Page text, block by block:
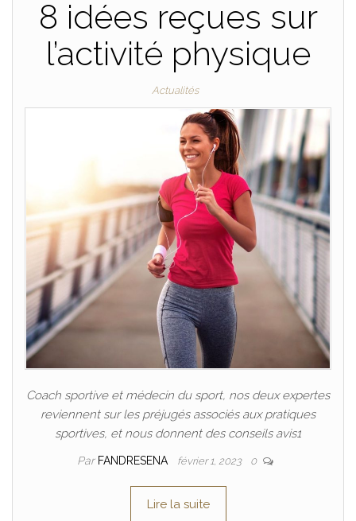
8 idées reçues sur
l’activité physique
Actualités
Coach sportive et médecin du sport, nos deux expertes
reviennent sur les préjugés associés aux pratiques
sportives, et nous donnent des conseils avis1
Par FANDRESENA février 1, 2023 0
Lire la suite